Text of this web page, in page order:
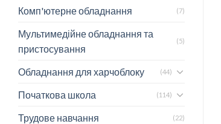
Комп'ютерне обладнання (7)
Мультимедійне обладнання та
пристосування
(5)
Обладнання для харчоблоку (44)
Початкова школа (114)
Трудове навчання (22)